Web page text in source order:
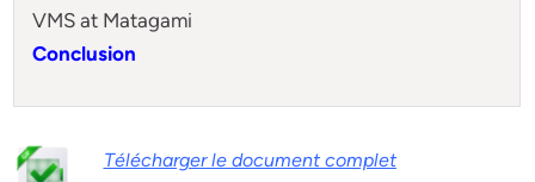
VMS at Matagami
Conclusion
Télécharger le document complet